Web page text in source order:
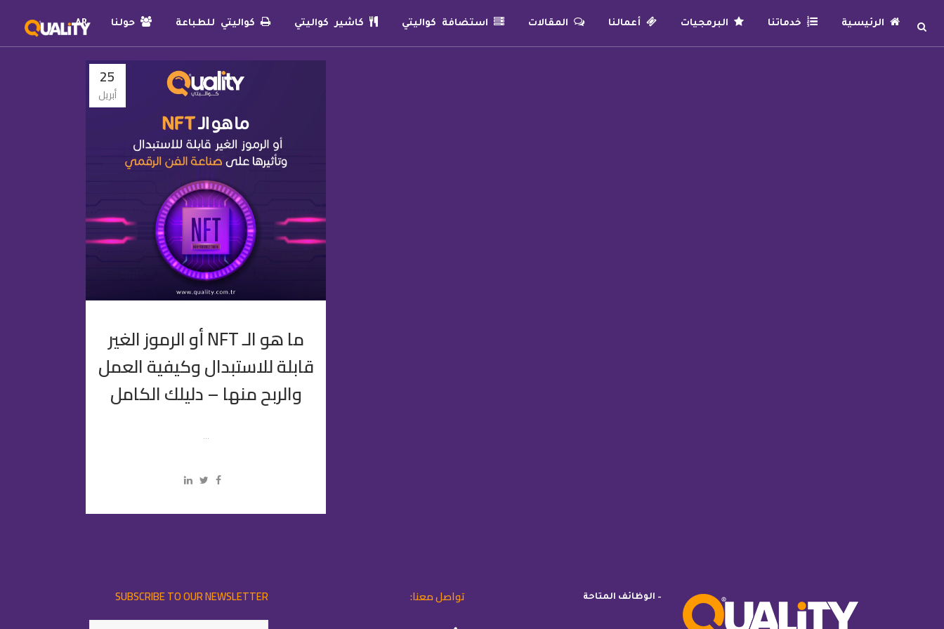
الرئيسية خدماتنا البرمجيات أعمالنا المقالات استضافة كواليتي كاشير كواليتي كواليتي للطباعة حولنا AR
25
أبريل
ما هو الـ NFT أو الرموز الغير
قابلة للاستبدال وكيفية العمل
والربح منها – دليلك الكامل
...
– الوظائف المتاحة تواصل معنا: SUBSCRIBE TO OUR NEWSLETTER